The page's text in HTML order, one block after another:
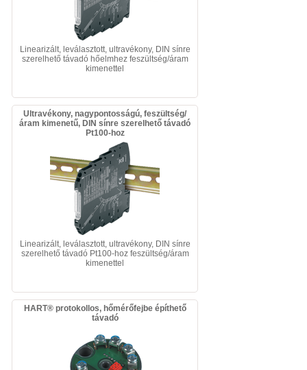
Linearizált, leválasztott, ultravékony, DIN sínre
szerelhető távadó hőelmhez feszültség/áram
kimenettel
Ultravékony, nagypontosságú, feszültség/
áram kimenetű, DIN sínre szerelhető távadó
Pt100-hoz
Linearizált, leválasztott, ultravékony, DIN sínre
szerelhető távadó Pt100-hoz feszültség/áram
kimenettel
HART® protokollos, hőmérőfejbe építhető
távadó